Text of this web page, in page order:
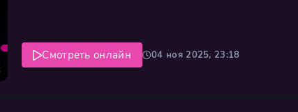
04 ноя 2025, 23:18
Смотреть онлайн